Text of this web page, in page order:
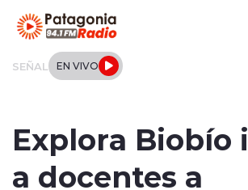
SEÑAL EN VIVO
Regionales
Explora Biobío
a docentes a